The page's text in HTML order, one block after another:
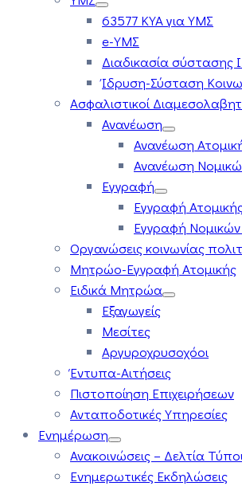
63577 ΚΥΑ για ΥΜΣ
e-ΥΜΣ
Διαδικασία σύστασης
Ίδρυση-Σύσταση
Ασφαλιστικοί
Ανανέωση
Ανανέωση
Ανανέωση
Εγγραφή
Εγγραφή
Εγγραφή
Οργανώσεις κοινωνίας
Μητρώο-Εγγραφή Ατομικής
Ειδικά Μητρώα
Εξαγωγείς
Μεσίτες
Αργυροχρυσοχόοι
Έντυπα-Αιτήσεις
Πιστοποίηση Επιχειρήσεων
Ανταποδοτικές Υπηρεσίες
Ενημέρωση
Ανακοινώσεις – Δελτία
Ενημερωτικές Εκδηλώσεις